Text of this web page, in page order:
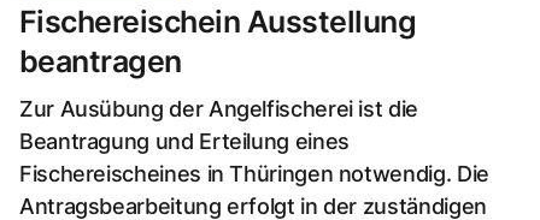
Fischereischein Ausstellung
beantragen
Zur Ausübung der Angelfischerei ist die
Beantragung und Erteilung eines
Fischereischeines in Thüringen notwendig. Die
Antragsbearbeitung erfolgt in der zuständigen